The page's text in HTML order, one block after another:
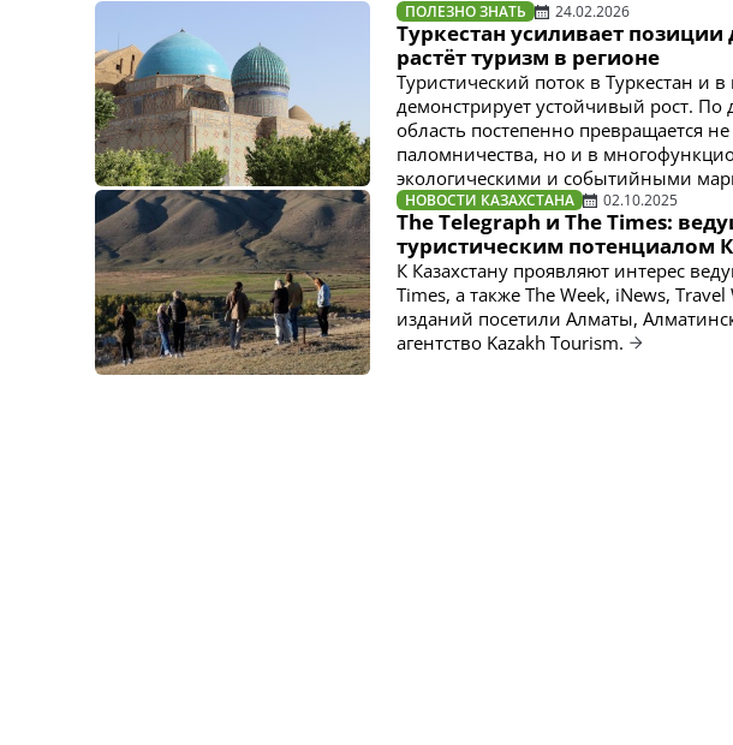
ПОЛЕЗНО ЗНАТЬ 24.02.2026
Туркестан усиливает позиции
растёт туризм в регионе
Туристический поток в Туркестан и
демонстрирует устойчивый рост.
область постепенно превращается
паломничества, но и в
экологическими и событийными
НОВОСТИ КАЗАХСТАНА 02.10.2025
The Telegraph и The Times:
туристическим потенциалом
К Казахстану проявляют интерес
Times, а также The Week, iNews,
изданий посетили Алматы,
агентство Kazakh Tourism.